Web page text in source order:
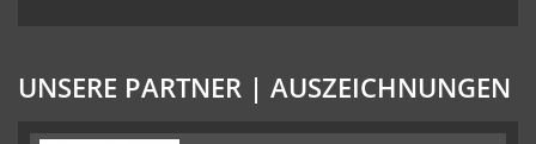
UNSERE PARTNER | AUSZEICHNUNGEN